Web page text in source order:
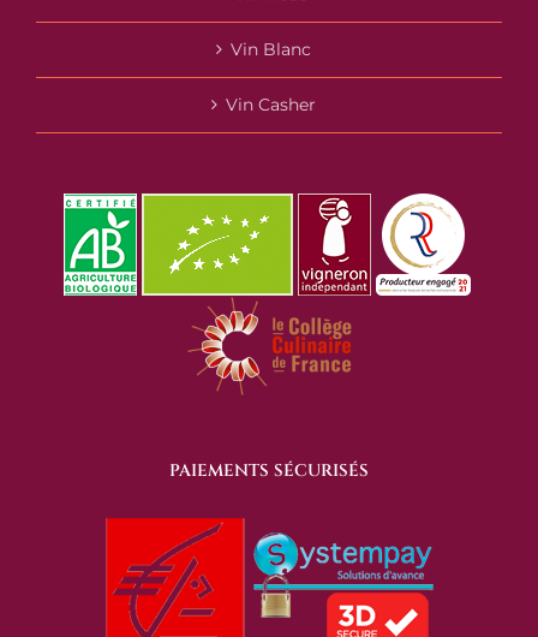
Vin Blanc
Vin Casher
PAIEMENTS SÉCURISÉS